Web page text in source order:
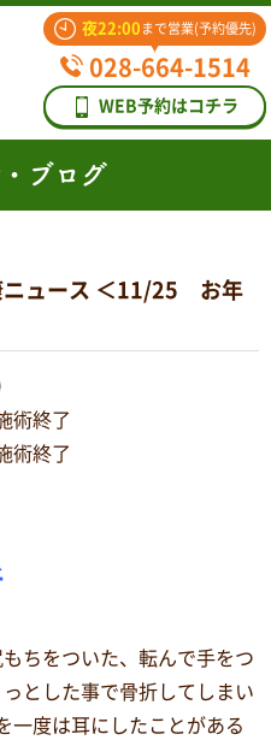
夜22:00 まで営業(予約優先)
028-664-1514
WEB予約はコチラ
ブログ
ュース ＜11/25 お年
術終了
術終了
ちをついた、転んで手をつ
とした事で骨折してしまい
一度は耳にしたことがある